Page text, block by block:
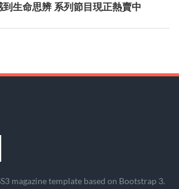
生命思辨 系列節目現正熱賣中
magazine template based on Bootstrap 3.